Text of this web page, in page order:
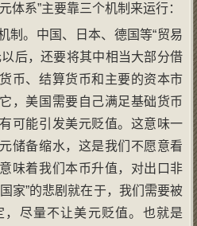
体系”主要靠三个机制来运行：
制。中国、日本、德国等“贸易
后，还要将其中相当大部分借
币、结算货币和主要的资本市
，美国需要自己满足基础货币
可能引发美元贬值。这意味一
储备缩水，这是我们不愿意看
味着我们本币升值，对出口非
家”的悲剧就在于，我们需要被
尽量不让美元贬值。也就是